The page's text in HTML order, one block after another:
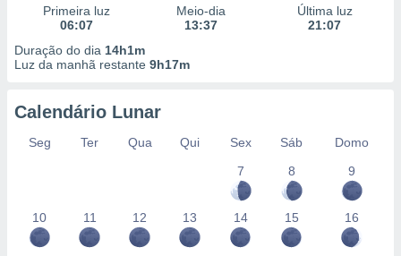
de dados
e melhorar
dados
Primeira luz
06:07
Meio-dia
13:37
Última luz
21:07
Duração do dia 14h1m
Luz da manhã restante 9h17m
Calendário Lunar
Seg Ter Qua Qui Sex Sáb
Domo
7
8 9
10 11 12 13 14 15 16